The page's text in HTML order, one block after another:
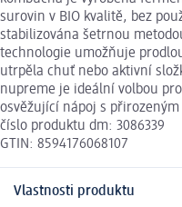
surovin v BIO kvalitě, bez
stabilizována šetrnou
technologie umožňuje
utrpěla chuť nebo aktivní
nupreme je ideální volbou
osvěžující nápoj s
číslo produktu dm: 3086339
GTIN: 8594176068107
Vlastnosti produktu